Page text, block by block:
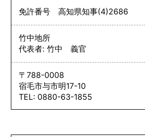
免許番号高知県知事(4)2686
竹中地所
代表者: 竹中 義官
〒788-0008
宿毛市与市明17-10
TEL: 0880-63-1855